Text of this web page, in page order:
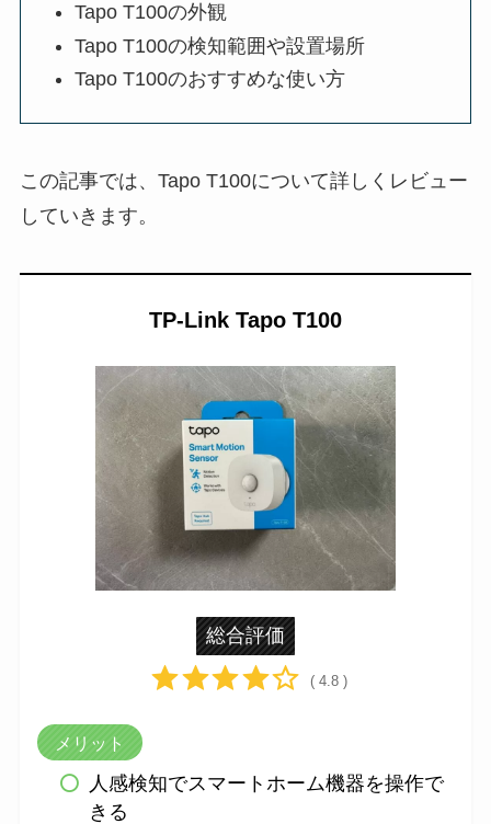
Tapo T100の外観
Tapo T100の検知範囲や設置場所
Tapo T100のおすすめな使い方
この記事では、Tapo T100について詳しくレビュー
していきます。
TP-Link Tapo T100
総合評価
( 4.8 )
メリット
人感検知でスマートホーム機器を操作で
きる